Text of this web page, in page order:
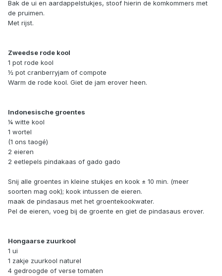
Bak de ui en aardappelstukjes, stoof hierin de komkommers met
de pruimen.
Met rijst.
Zweedse rode kool
1 pot rode kool
½ pot cranberryjam of compote
Warm de rode kool. Giet de jam erover heen.
Indonesische groentes
¼ witte kool
1 wortel
(1 ons taogé)
2 eieren
2 eetlepels pindakaas of gado gado
Snij alle groentes in kleine stukjes en kook ± 10 min. (meer
soorten mag ook); kook intussen de eieren.
maak de pindasaus met het groentekookwater.
Pel de eieren, voeg bij de groente en giet de pindasaus erover.
Hongaarse zuurkool
1 ui
1 zakje zuurkool naturel
4 gedroogde of verse tomaten